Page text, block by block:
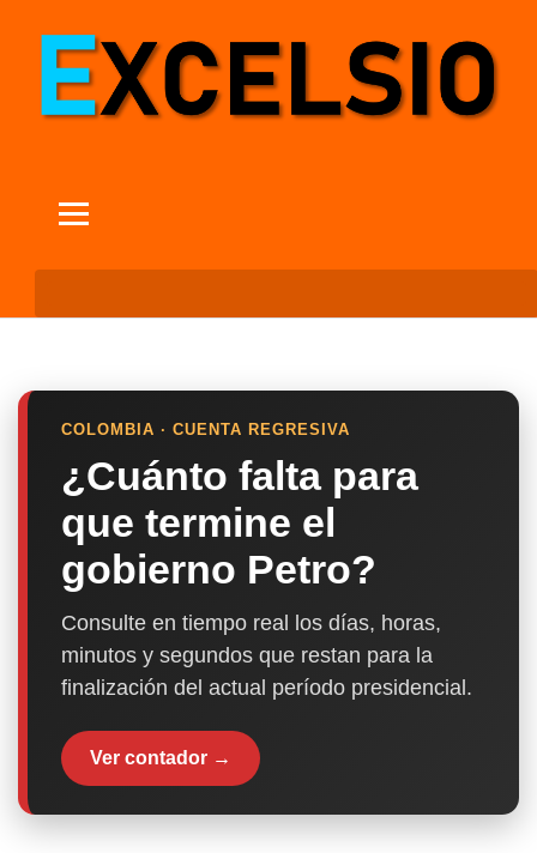
COLOMBIA · CUENTA REGRESIVA
¿Cuánto falta para
que termine el
gobierno Petro?
Consulte en tiempo real los días, horas,
minutos y segundos que restan para la
finalización del actual período presidencial.
Ver contador →